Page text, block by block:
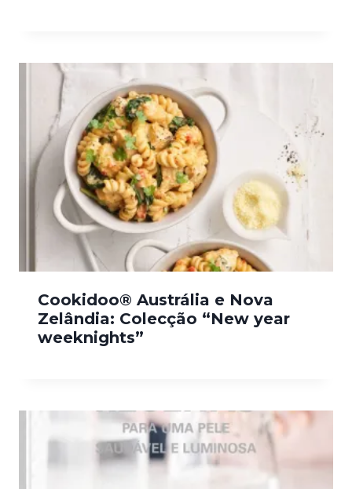
Cookidoo® Austrália e Nova
Zelândia: Colecção “New year
weeknights”